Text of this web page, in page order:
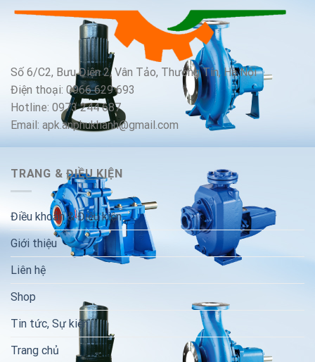
Số 6/C2, Bưu Điện 2, Vân Tảo, Thường Tín, Hà Nội
Điện thoại: 0966 629 693
Hotline: 0973 244 687
Email: apk.anphukhanh@gmail.com
TRANG & ĐIỀU KIỆN
Điều khoản & Điều kiện
Giới thiệu
Liên hệ
Shop
Tin tức, Sự kiện
Trang chủ